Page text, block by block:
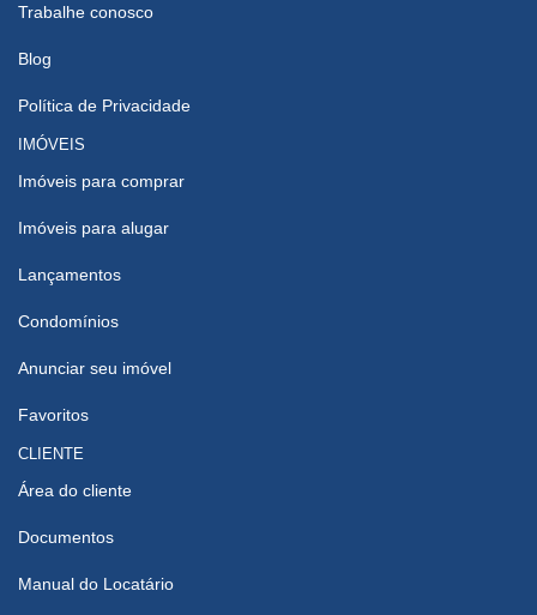
Trabalhe conosco
Blog
Política de Privacidade
IMÓVEIS
Imóveis para comprar
Imóveis para alugar
Lançamentos
Condomínios
Anunciar seu imóvel
Favoritos
CLIENTE
Área do cliente
Documentos
Manual do Locatário